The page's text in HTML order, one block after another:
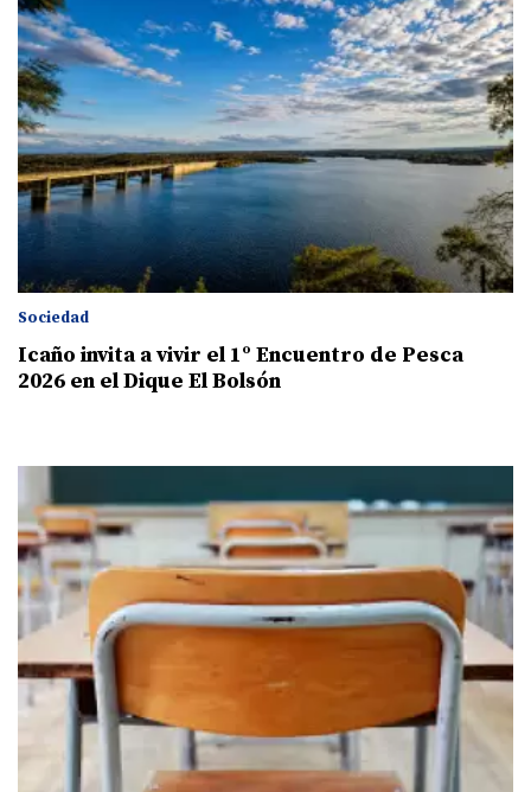
Sociedad
Icaño invita a vivir el 1º Encuentro de Pesca
2026 en el Dique El Bolsón